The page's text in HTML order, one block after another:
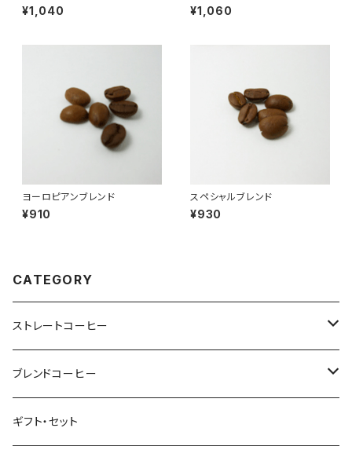
¥1,040 ¥1,060
ヨーロピアンブレンド
¥910
スペシャルブレンド
¥930
CATEGORY
ストレートコーヒー
マイルド
さっぱり
ブレンドコーヒー
マイルド
ギフト・セット